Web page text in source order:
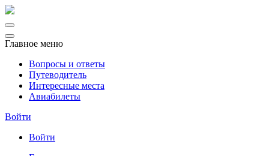
Главное меню
Вопросы и ответы
Путеводитель
Интересные места
Авиабилеты
Войти
Войти